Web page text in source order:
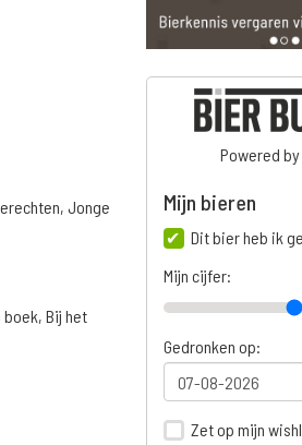
Jonge
boek, Bij het
Powered
Mijn bieren
Dit bier heb ik
Mijn cijfer:
Gedronken op:
Zet op mijn